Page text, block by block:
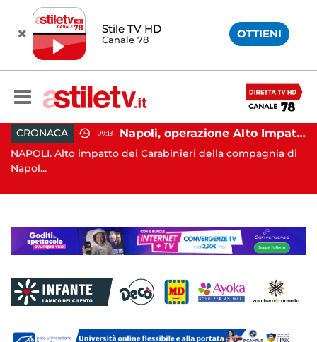
Stile TV HD
Canale 78 OTTIENI
09:13 Napoli, operazione Alto Impatto: trovate 252 dosi di droga
impatto dei Carabinieri della compagnia di
ATTUALITÀ
POZZUOLI. La